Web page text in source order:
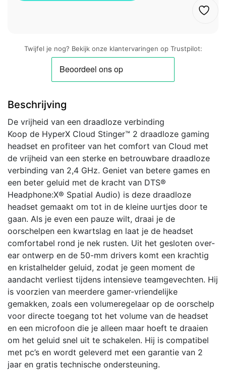
Twijfel je nog? Bekijk onze klantervaringen op Trustpilot:
Beschrijving
De vrijheid van een draadloze verbinding
Koop de HyperX Cloud Stinger™ 2 draadloze gaming
headset en profiteer van het comfort van Cloud met
de vrijheid van een sterke en betrouwbare draadloze
verbinding van 2,4 GHz. Geniet van betere games en
een beter geluid met de kracht van DTS®
Headphone:X® Spatial Audio) is deze draadloze
headset gemaakt om tot in de kleine uurtjes door te
gaan. Als je even een pauze wilt, draai je de
oorschelpen een kwartslag en laat je de headset
comfortabel rond je nek rusten. Uit het gesloten over-
ear ontwerp en de 50-mm drivers komt een krachtig
en kristalhelder geluid, zodat je geen moment de
aandacht verliest tijdens intensieve teamgevechten. Hij
is voorzien van meerdere gamer-vriendelijke
gemakken, zoals een volumeregelaar op de oorschelp
voor directe toegang tot het volume van de headset
en een microfoon die je alleen maar hoeft te draaien
om het geluid snel uit te schakelen. Hij is compatibel
met pc’s en wordt geleverd met een garantie van 2
jaar en gratis technische ondersteuning.